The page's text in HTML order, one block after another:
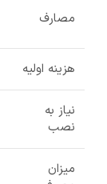
مصارف
هزینه اولیه
نیاز به
نصب
میزان